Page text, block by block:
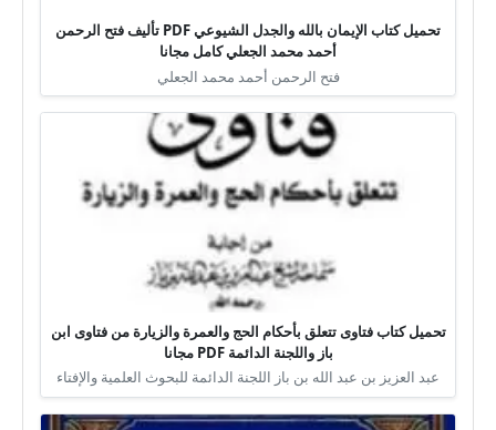
تحميل كتاب الإيمان بالله والجدل الشيوعي PDF تأليف فتح الرحمن
أحمد محمد الجعلي كامل مجانا
فتح الرحمن أحمد محمد الجعلي
تحميل كتاب فتاوى تتعلق بأحكام الحج والعمرة والزيارة من فتاوى ابن
باز واللجنة الدائمة PDF مجانا
عبد العزيز بن عبد الله بن باز اللجنة الدائمة للبحوث العلمية والإفتاء